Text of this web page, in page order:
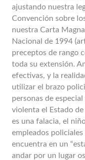
ajustando nuestra
Convención sobre
nuestra Carta
Nacional de 1994
preceptos de rango
toda su extensión.
efectivas, y la
utilizar el brazo
personas de
violenta el Estado
es una falacia, el
empleados
encuentra en un
andar por un lugar